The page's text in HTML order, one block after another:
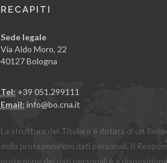
RECAPITI
Sede legale
Via Aldo Moro, 22
40127 Bologna
Tel: +39 051.299111
Email: info@bo.cna.it
La struttura del Titolare è dotata di un
della protezione dei dati personali. Il
protezione dei dati personali è a